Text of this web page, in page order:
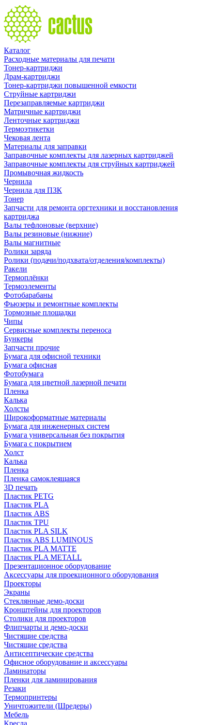
Каталог
Расходные материалы для печати
Тонер-картриджи
Драм-картриджи
Тонер-картриджи повышенной емкости
Струйные картриджи
Перезаправляемые картриджи
Матричные картриджи
Ленточные картриджи
Термоэтикетки
Чековая лента
Материалы для заправки
Заправочные комплекты для лазерных картриджей
Заправочные комплекты для струйных картриджей
Промывочная жидкость
Чернила
Чернила для ПЗК
Тонер
Запчасти для ремонта оргтехники и восстановления
картриджа
Валы тефлоновые (верхние)
Валы резиновые (нижние)
Валы магнитные
Ролики заряда
Ролики (подачи/подхвата/отделения/комплекты)
Ракели
Термоплёнки
Термоэлементы
Фотобарабаны
Фьюзеры и ремонтные комплекты
Тормозные площадки
Чипы
Сервисные комплекты переноса
Бункеры
Запчасти прочие
Бумага для офисной техники
Бумага офисная
Фотобумага
Бумага для цветной лазерной печати
Пленка
Калька
Холсты
Широкоформатные материалы
Бумага для инженерных систем
Бумага универсальная без покрытия
Бумага с покрытием
Холст
Калька
Пленка
Пленка самоклеящаяся
3D печать
Пластик PETG
Пластик PLA
Пластик ABS
Пластик TPU
Пластик PLA SILK
Пластик ABS LUMINOUS
Пластик PLA MATTE
Пластик PLA METALL
Презентационное оборудование
Аксессуары для проекционного оборудования
Проекторы
Экраны
Стеклянные демо-доски
Кронштейны для проекторов
Столики для проекторов
Флипчарты и демо-доски
Чистящие средства
Чистящие средства
Антисептические средства
Офисное оборудование и аксессуары
Ламинаторы
Пленки для ламинирования
Резаки
Термопринтеры
Уничтожители (Шредеры)
Мебель
Кресла